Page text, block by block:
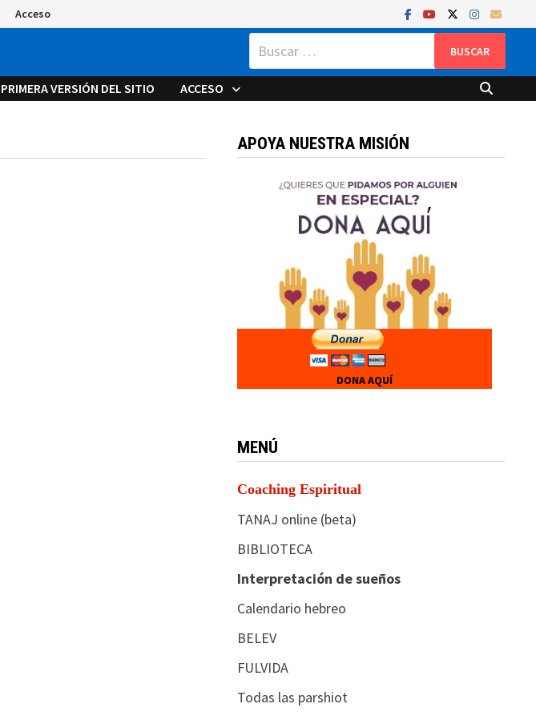
Acceso
Buscar:
PRIMERA VERSIÓN DEL SITIO ACCESO
APOYA NUESTRA MISIÓN
DONA AQUÍ
MENÚ
Coaching Espiritual
TANAJ online (beta)
BIBLIOTECA
Interpretación de sueños
Calendario hebreo
BELEV
FULVIDA
Todas las parshiot